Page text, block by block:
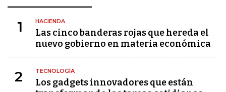
1 HACIENDA
Las cinco banderas rojas que hereda el
nuevo gobierno en materia económica
2 TECNOLOGÍA
Los gadgets innovadores que están